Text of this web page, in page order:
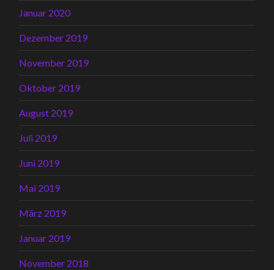
Januar 2020
Dezember 2019
November 2019
Oktober 2019
August 2019
Juli 2019
Juni 2019
Mai 2019
März 2019
Januar 2019
November 2018